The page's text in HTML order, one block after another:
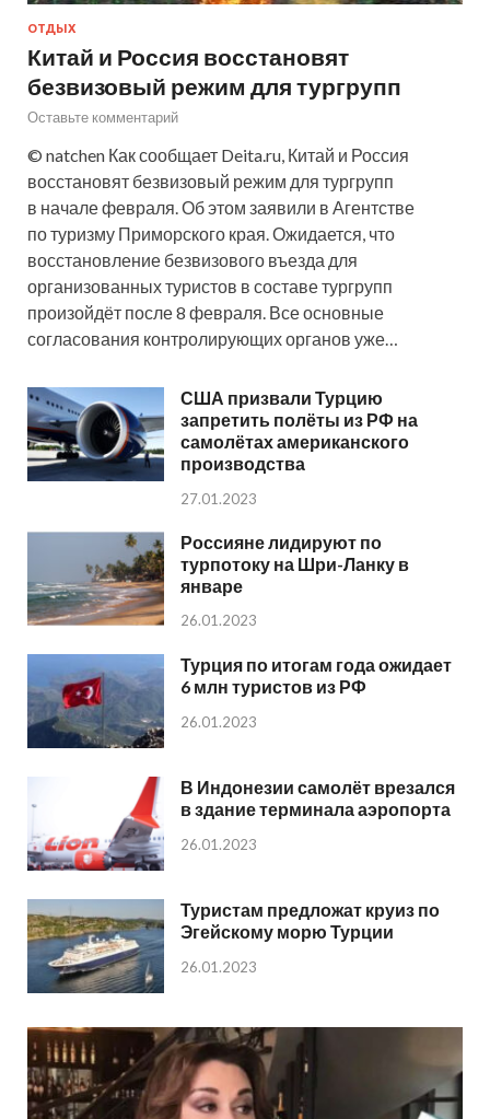
ОТДЫХ
Китай и Россия восстановят
безвизовый режим для тургрупп
Оставьте комментарий
© natchen Как сообщает Deita.ru, Китай и Россия
восстановят безвизовый режим для тургрупп
в начале февраля. Об этом заявили в Агентстве
по туризму Приморского края. Ожидается, что
восстановление безвизового въезда для
организованных туристов в составе тургрупп
произойдёт после 8 февраля. Все основные
согласования контролирующих органов уже…
США призвали Турцию
запретить полёты из РФ на
самолётах американского
производства
27.01.2023
Россияне лидируют по
турпотоку на Шри-Ланку в
январе
26.01.2023
Турция по итогам года ожидает
6 млн туристов из РФ
26.01.2023
В Индонезии самолёт врезался
в здание терминала аэропорта
26.01.2023
Туристам предложат круиз по
Эгейскому морю Турции
26.01.2023